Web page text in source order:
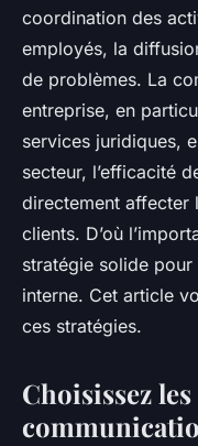
coordination des
employés, la
de problèmes. La
entreprise, en
services juridiques,
secteur, l’efficacité
directement affecter
clients. D’où
stratégie solide
interne. Cet article
ces stratégies.
Choisissez